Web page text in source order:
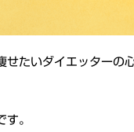
たいダイエッターの
す。